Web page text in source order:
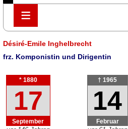
≡
≡
Désiré-Emile Inghelbrecht
frz. Komponistin und Dirigentin
* 1880
17
September
† 1965
14
Februar